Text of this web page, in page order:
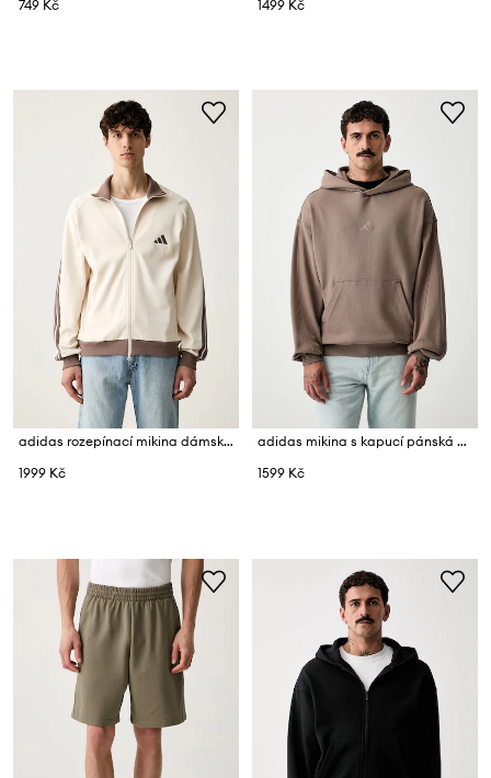
749 Kč
1499 Kč
adidas rozepínací mikina dámská Stadium
1999 Kč
adidas mikina s kapucí pánská bavlněná
1599 Kč